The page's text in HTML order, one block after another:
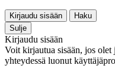
Kirjaudu sisään
Haku
Sulje
Kirjaudu sisään
Voit kirjautua sisään, jos
yhteydessä luonut